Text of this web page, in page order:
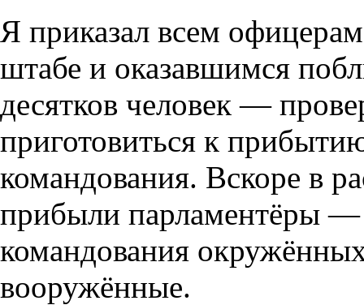
Я приказал всем
штабе и оказавшимся
десятков человек —
приготовиться к
командования. Вскоре в
прибыли парламентёры —
командования
вооружённые.